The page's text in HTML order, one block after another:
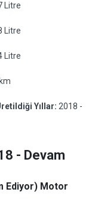
Litre
Litre
Litre
Yıllar: 2018 -
- Devam
Ediyor) Motor